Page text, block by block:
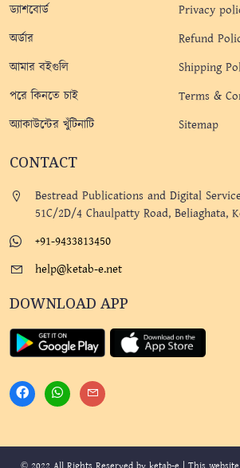
ড্যাশবোর্ড
অর্ডার
আমার বইগুলি
পরে কিনতে চাই
অ্যাকাউন্টের খুঁটিনাটি
Privacy
Refund
Shipping
Terms &
Sitemap
CONTACT
Bestread Publications and Digital
51C/2D/4 Chaulpatty Road, Beliaghata,
+91-9433813450
help@ketab-e.net
DOWNLOAD APP